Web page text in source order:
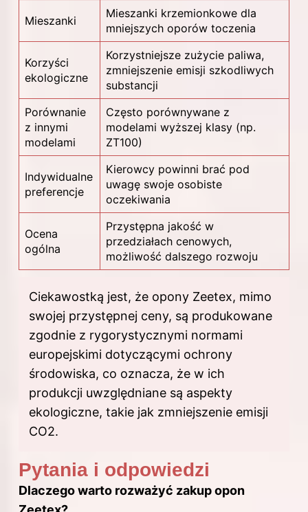
Mieszanki
Mieszanki krzemionkowe dla
mniejszych oporów toczenia
Korzyści
ekologiczne
Korzystniejsze zużycie paliwa,
zmniejszenie emisji szkodliwych
substancji
Porównanie
z innymi
modelami
Często porównywane z
modelami wyższej klasy (np.
ZT100)
Indywidualne
preferencje
Kierowcy powinni brać pod
uwagę swoje osobiste
oczekiwania
Ocena
ogólna
Przystępna jakość w
przedziałach cenowych,
możliwość dalszego rozwoju
Ciekawostką jest, że opony Zeetex, mimo
swojej przystępnej ceny, są produkowane
zgodnie z rygorystycznymi normami
europejskimi dotyczącymi ochrony
środowiska, co oznacza, że w ich
produkcji uwzględniane są aspekty
ekologiczne, takie jak zmniejszenie emisji
CO2.
Pytania i odpowiedzi
Dlaczego warto rozważyć zakup opon